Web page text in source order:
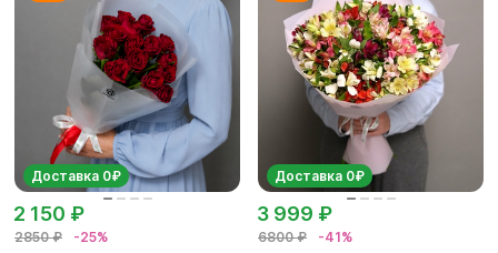
Доставка 0₽
2850 ₽ -25%
2 150 ₽
Доставка 0₽
6800 ₽ -41%
3 999 ₽